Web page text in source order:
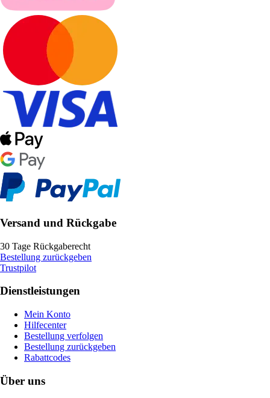
Versand und Rückgabe
30 Tage Rückgaberecht
Bestellung zurückgeben
Trustpilot
Dienstleistungen
Mein Konto
Hilfecenter
Bestellung verfolgen
Bestellung zurückgeben
Rabattcodes
Über uns